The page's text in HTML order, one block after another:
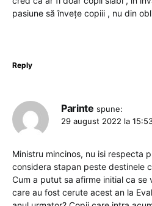
pasiune să învețe copiii , nu din
Reply
Parinte spune:
29 august 2022 la
Ministru mincinos, nu isi respecta
considera stapan peste destinele
Cum a putut sa afirme initial ca se
care au fost cerute acest an la